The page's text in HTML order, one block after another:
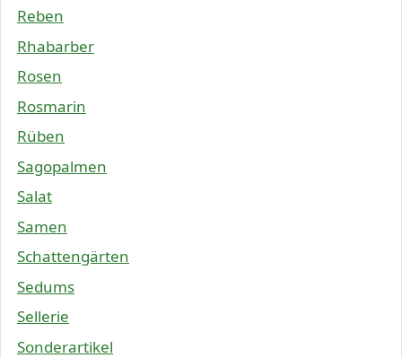
Reben
Rhabarber
Rosen
Rosmarin
Rüben
Sagopalmen
Salat
Samen
Schattengärten
Sedums
Sellerie
Sonderartikel